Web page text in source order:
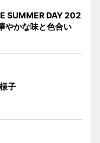
SUMMER DAY 202
やかな味と色合い
子